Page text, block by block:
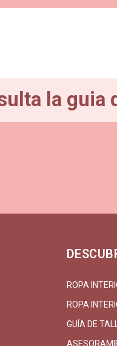
la guia
ROPA
ROPA
GUÍA DE